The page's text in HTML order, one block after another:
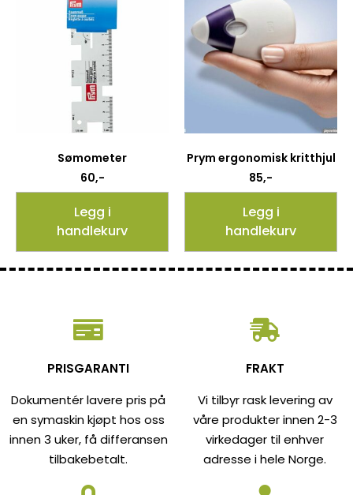
Sømometer
60,-
Legg i
handlekurv
Prym ergonomisk kritthjul
85,-
Legg i
handlekurv
PRISGARANTI
Dokumentér lavere pris på
en symaskin kjøpt hos oss
innen 3 uker, få differansen
tilbakebetalt.
FRAKT
Vi tilbyr rask levering av
våre produkter innen 2-3
virkedager til enhver
adresse i hele Norge.